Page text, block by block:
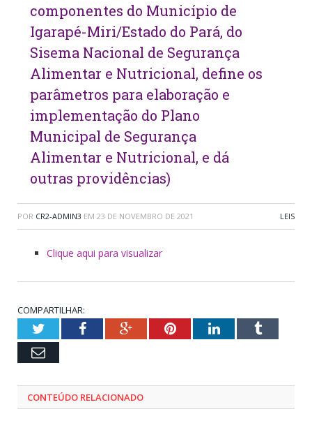
componentes do Município de
Igarapé-Miri/Estado do Pará, do
Sisema Nacional de Segurança
Alimentar e Nutricional, define os
parâmetros para elaboração e
implementação do Plano
Municipal de Segurança
Alimentar e Nutricional, e dá
outras providências)
POR CR2-ADMIN3 EM 23 DE NOVEMBRO DE 2021 LEIS
Clique aqui para visualizar
COMPARTILHAR:
TwitterFacebookGoogle+PinterestLinkedInTumblr
Email
CONTEÚDO RELACIONADO